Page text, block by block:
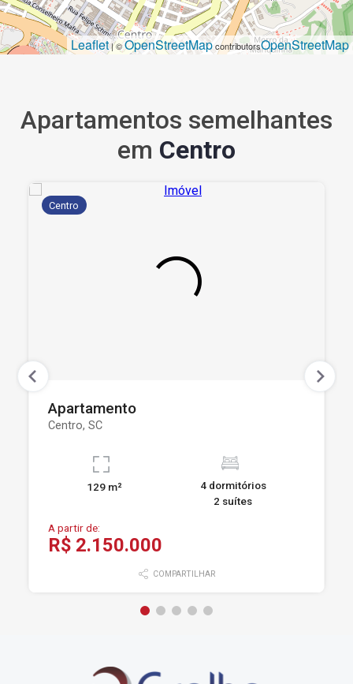
Leaflet| ©OpenStreetMapcontributorsOpenStreetMap
Apartamentos semelhantes
em Centro
Centro
Apartamento
Centro, SC
129 m²
4 dormitórios
2 suítes
A partir de:
R$ 2.150.000
COMPARTILHAR